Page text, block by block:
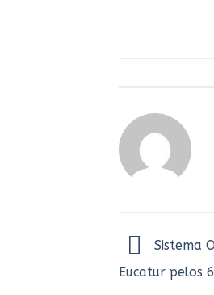
Sistema
Eucatur pelos